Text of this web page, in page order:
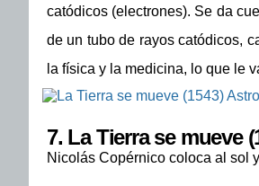
catódicos (electrones). Se da
de un tubo de rayos catódicos,
la física y la medicina, lo que le
7. La Tierra se mueve
Nicolás Copérnico coloca al sol